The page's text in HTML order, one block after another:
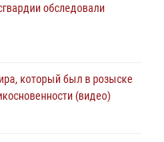
турнир на
задержали
аптеки (видео)
обследовали
который был в розыске
(видео)